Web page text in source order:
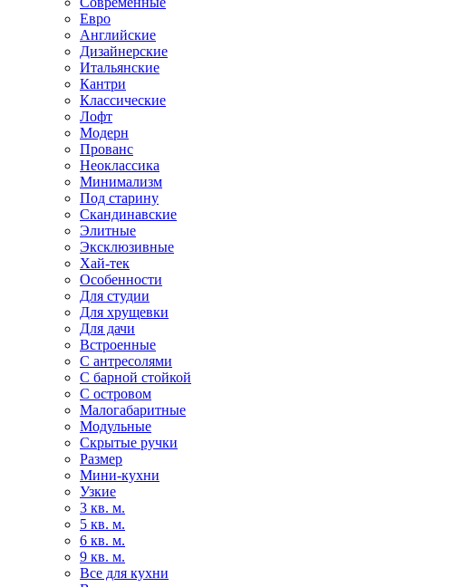
Евро
Английские
Дизайнерские
Итальянские
Кантри
Классические
Лофт
Модерн
Прованс
Неоклассика
Минимализм
Под старину
Скандинавские
Элитные
Эксклюзивные
Хай-тек
Особенности
Для студии
Для хрущевки
Для дачи
Встроенные
С антресолями
С барной стойкой
С островом
Малогабаритные
Модульные
Скрытые ручки
Размер
Мини-кухни
Узкие
3 кв. м.
5 кв. м.
6 кв. м.
9 кв. м.
Все для кухни